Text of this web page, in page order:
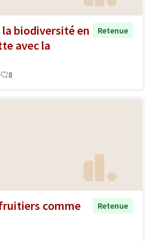
biodiversité en
avec la
Retenue
8
comme
Retenue